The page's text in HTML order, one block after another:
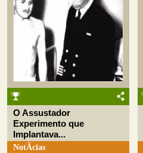
O Assustador
Experimento que
Implantava...
NotÃ­cias